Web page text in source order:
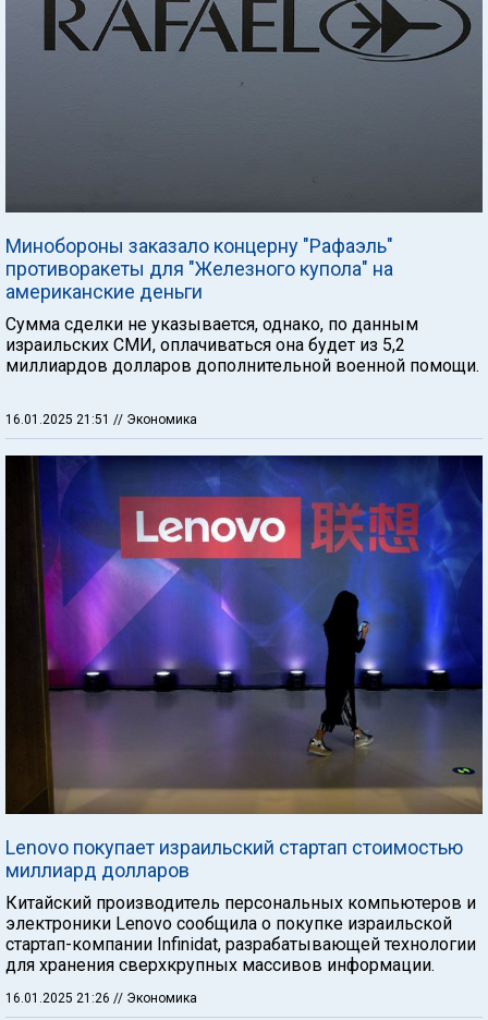
Минобороны заказало концерну "Рафаэль"
противоракеты для "Железного купола" на
американские деньги
Сумма сделки не указывается, однако, по данным
израильских СМИ, оплачиваться она будет из 5,2
миллиардов долларов дополнительной военной помощи.
16.01.2025 21:51 // Экономика
Lenovo покупает израильский стартап стоимостью
миллиард долларов
Китайский производитель персональных компьютеров и
электроники Lenovo сообщила о покупке израильской
стартап-компании Infinidat, разрабатывающей технологии
для хранения сверхкрупных массивов информации.
16.01.2025 21:26 // Экономика